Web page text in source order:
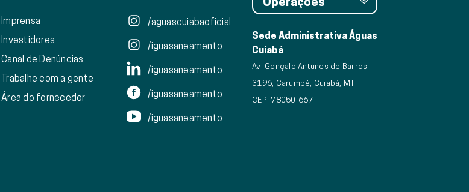
Imprensa
Investidores
Canal de Denúncias
Trabalhe com a gente
Área do fornecedor
/aguascuiabaoficial
/iguasaneamento
/iguasaneamento
/iguasaneamento
/iguasaneamento
Sede Administrativa Águas
Cuiabá
Av. Gonçalo Antunes de Barros
3196, Carumbé, Cuiabá, MT
CEP: 78050-667